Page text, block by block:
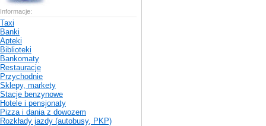
Informacje:
Taxi
Banki
Apteki
Biblioteki
Bankomaty
Restauracje
Przychodnie
Sklepy, markety
Stacje benzynowe
Hotele i pensjonaty
Pizza i dania z dowozem
Rozkłady jazdy (autobusy, PKP)